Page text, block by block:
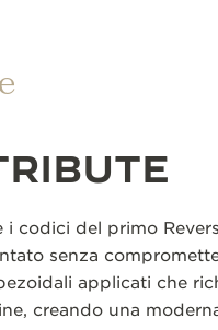
i codici del primo
senza
applicati che
creando una